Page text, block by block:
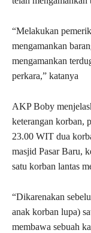
“Melakukan
mengamankan
mengamankan
perkara,” katanya
AKP Boby
keterangan korban,
23.00 WIT dua
masjid Pasar Baru,
satu korban lantas
“Dikarenakan
anak korban lupa)
membawa sebuah